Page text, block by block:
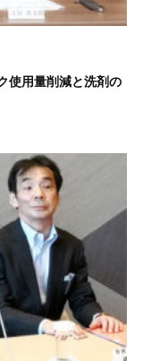
使用量削減と洗剤の